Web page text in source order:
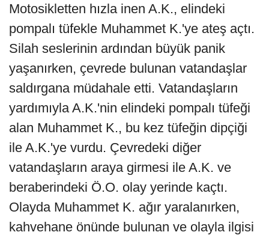
Motosikletten hızla inen A.K., elindeki
pompalı tüfekle Muhammet K.'ye ateş açtı.
Silah seslerinin ardından büyük panik
yaşanırken, çevrede bulunan vatandaşlar
saldırgana müdahale etti. Vatandaşların
yardımıyla A.K.'nin elindeki pompalı tüfeği
alan Muhammet K., bu kez tüfeğin dipçiği
ile A.K.'ye vurdu. Çevredeki diğer
vatandaşların araya girmesi ile A.K. ve
beraberindeki Ö.O. olay yerinde kaçtı.
Olayda Muhammet K. ağır yaralanırken,
kahvehane önünde bulunan ve olayla ilgisi